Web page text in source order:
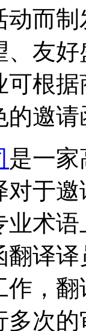
动而
、友
可根
的邀请
是一
于
术
翻译
作，
多次